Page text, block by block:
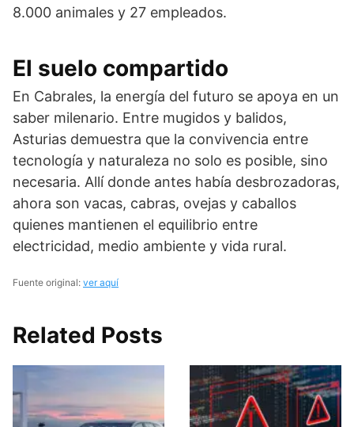
8.000 animales y 27 empleados.
El suelo compartido
En Cabrales, la energía del futuro se apoya en un
saber milenario. Entre mugidos y balidos,
Asturias demuestra que la convivencia entre
tecnología y naturaleza no solo es posible, sino
necesaria. Allí donde antes había desbrozadoras,
ahora son vacas, cabras, ovejas y caballos
quienes mantienen el equilibrio entre
electricidad, medio ambiente y vida rural.
Fuente original: ver aquí
Related Posts